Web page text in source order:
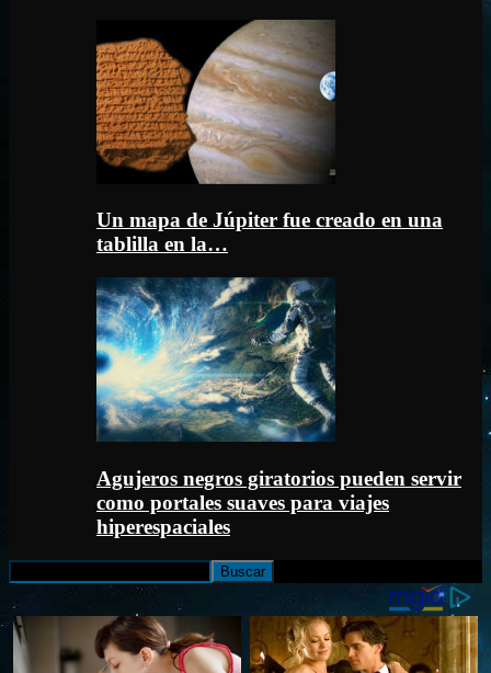
Un mapa de Júpiter fue creado en una
tablilla en la…
Agujeros negros giratorios pueden servir
como portales suaves para viajes
hiperespaciales